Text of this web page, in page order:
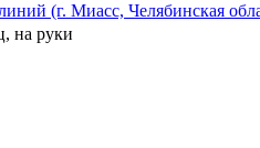
(г. Миасс, Челябинская
на руки